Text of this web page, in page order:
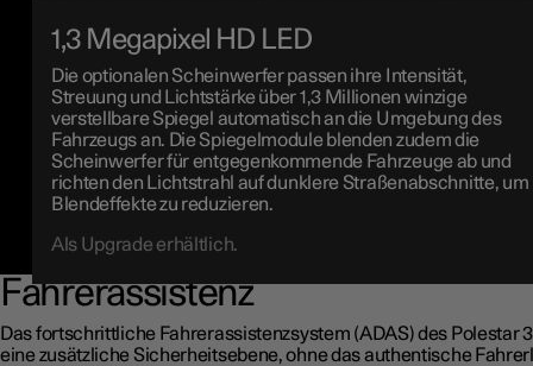
1,3 Megapixel HD LED
Die optionalen Scheinwerfer passen ihre Intensität,
Streuung und Lichtstärke über 1,3 Millionen winzige
verstellbare Spiegel automatisch an die Umgebung des
Fahrzeugs an. Die Spiegelmodule blenden zudem die
Scheinwerfer für entgegenkommende Fahrzeuge ab und
richten den Lichtstrahl auf dunklere Straßenabschnitte, um
Blendeffekte zu reduzieren.
Als Upgrade erhältlich.
Fahrerassistenz
Das fortschrittliche Fahrerassistenzsystem (ADAS) des Polestar
eine zusätzliche Sicherheitsebene, ohne das authentische